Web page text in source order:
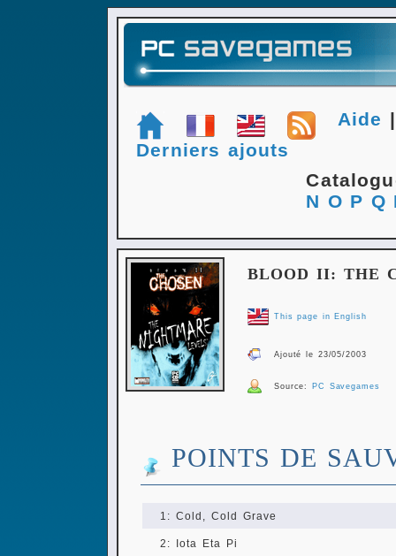
Aide
Derniers ajouts
N O P Q
BLOOD II: THE
This page in English
Ajouté le 23/05/2003
Source: PC Savegames
POINTS DE
1: Cold, Cold Grave
2: Iota Eta Pi